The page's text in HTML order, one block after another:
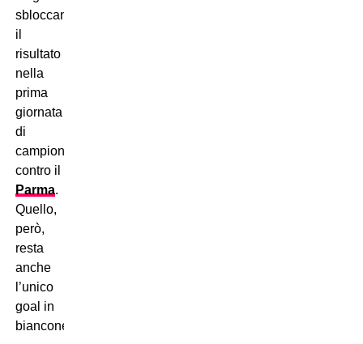
sbloccando
il
risultato
nella
prima
giornata
di
campionato
contro il
Parma.
Quello,
però,
resta
anche
l’unico
goal in
bianconero.